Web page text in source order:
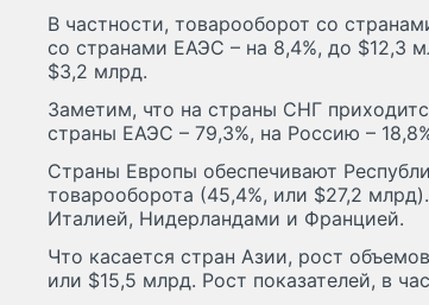
В частности, товарооборот со
со странами ЕАЭС – на 8,4%, до $12,3
$3,2 млрд.
Заметим, что на страны СНГ
страны ЕАЭС – 79,3%, на Россию –
Страны Европы обеспечивают
товарооборота (45,4%, или $27,2
Италией, Нидерландами и Францией.
Что касается стран Азии, рост
или $15,5 млрд. Рост показателей, в